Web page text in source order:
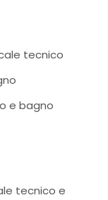
tecnico
e bagno
tecnico e